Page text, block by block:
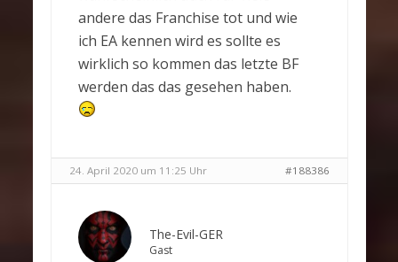
andere das Franchise tot und wie
ich EA kennen wird es sollte es
wirklich so kommen das letzte BF
werden das das gesehen haben.
24. April 2020 um 11:25 Uhr #188386
The-Evil-GER
Gast